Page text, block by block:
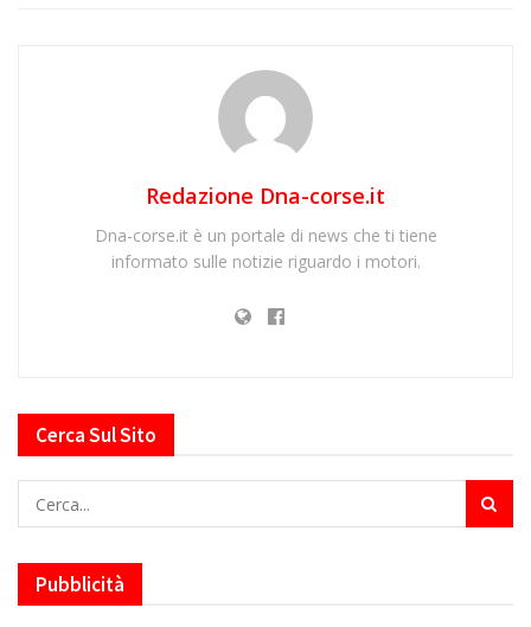
Redazione Dna-corse.it
Dna-corse.it è un portale di news che ti tiene
informato sulle notizie riguardo i motori.
Cerca Sul Sito
Pubblicità